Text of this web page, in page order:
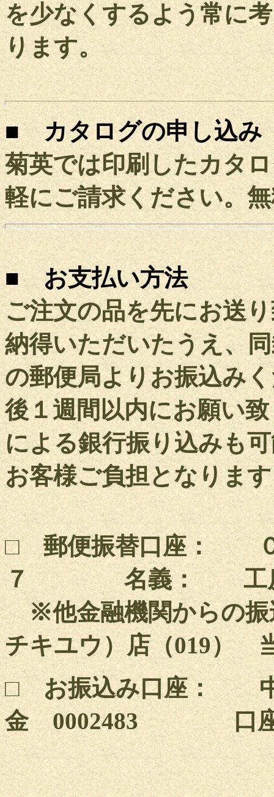
を少なくするよう常に
ります。
■ カタログの申し込み
菊英では印刷したカタ
軽にご請求ください。
■ お支払い方法
ご注文の品を先にお送
納得いただいたうえ、
の郵便局よりお振込み
後１週間以内にお願い
による銀行振り込みも
お客様ご負担となりま
□ 郵便振替口座： ０
７ 名義：
※他金融機関からの振
チキユウ）店（019）
□ お振込み口座：
金 0002483 口座